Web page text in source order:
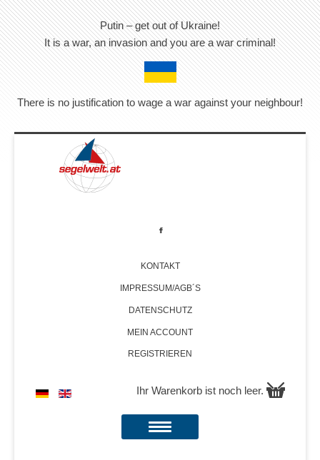
Putin – get out of Ukraine!
It is a war, an invasion and you are a war criminal!
There is no justification to wage a war against your neighbour!
KONTAKT
IMPRESSUM/AGB´S
DATENSCHUTZ
MEIN ACCOUNT
REGISTRIEREN
Ihr Warenkorb ist noch leer.